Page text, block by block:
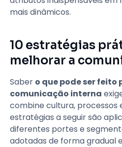
mais dinâmicos.
10 estratégias
melhorar a
Saber o que pode ser feito
comunicação interna
combine cultura, processos
estratégias a seguir são
diferentes portes e
adotadas de forma gradual